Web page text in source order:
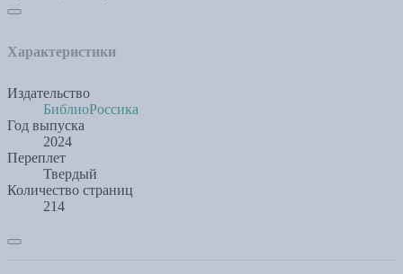
Характеристики
Издательство
БиблиоРоссика
Год выпуска
2024
Переплет
Твердый
Количество страниц
214